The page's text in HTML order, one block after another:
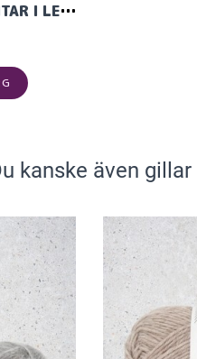
TOVADE RANDIGA VANTAR I LETTLOPI
kanske även gillar